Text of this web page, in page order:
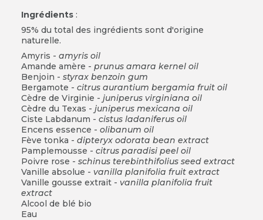
Ingrédients:
95% du total des ingrédients sont d'origine
naturelle.
Amyris - amyris oil
Amande amère - prunus amara kernel oil
Benjoin - styrax benzoin gum
Bergamote - citrus aurantium bergamia fruit oil
Cèdre de Virginie - juniperus virginiana oil
Cèdre du Texas - juniperus mexicana oil
Ciste Labdanum - cistus ladaniferus oil
Encens essence - olibanum oil
Fève tonka - dipteryx odorata bean extract
Pamplemousse - citrus paradisi peel oil
Poivre rose - schinus terebinthifolius seed extract
Vanille absolue - vanilla planifolia fruit extract
Vanille gousse extrait - vanilla planifolia fruit
extract
Alcool de blé bio
Eau